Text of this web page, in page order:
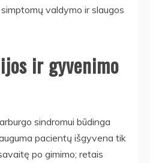
valdymo ir slaugos
ir gyvenimo
sindromui būdinga
pacientų išgyvena tik
po gimimo; retais